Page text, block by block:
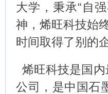
大学，秉承“自
神，烯旺科技始
时间取得了别的
烯旺科技是国
公司，是中国石